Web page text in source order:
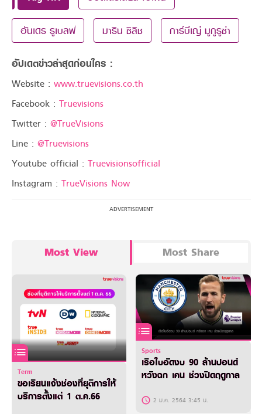
อันเดร รูเบลฟ มาริน ซิลิช การ์บีเญ่ มูกูรูซ่า
อัปเดตข่าวล่าสุดก่อนใคร :
Website : www.truevisions.co.th
Facebook : Truevisions
Twitter : @TrueVisions
Line : @Truevisions
Youtube official : Truevisionsofficial
Instagram : TrueVisions Now
Most View Most Share
Term
ขอเรียนแจ้งช่องที่ยุติการให้
บริการตั้งแต่ 1 ต.ค.66
Sports
เรือใบอัดงบ 90 ล้านปอนด์
หวังฉก เคน ช่วงปิดฤดูกาล
2 ม.ค. 2564 3:45 น.